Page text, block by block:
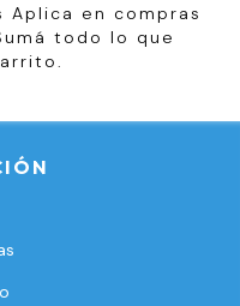
Aplica en compras
todo lo que